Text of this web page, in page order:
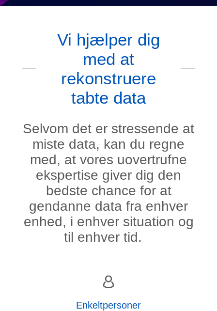
Vi hjælper dig
med at
rekonstruere
tabte data
Selvom det er stressende at
miste data, kan du regne
med, at vores uovertrufne
ekspertise giver dig den
bedste chance for at
gendanne data fra enhver
enhed, i enhver situation og
til enhver tid.
Enkeltpersoner